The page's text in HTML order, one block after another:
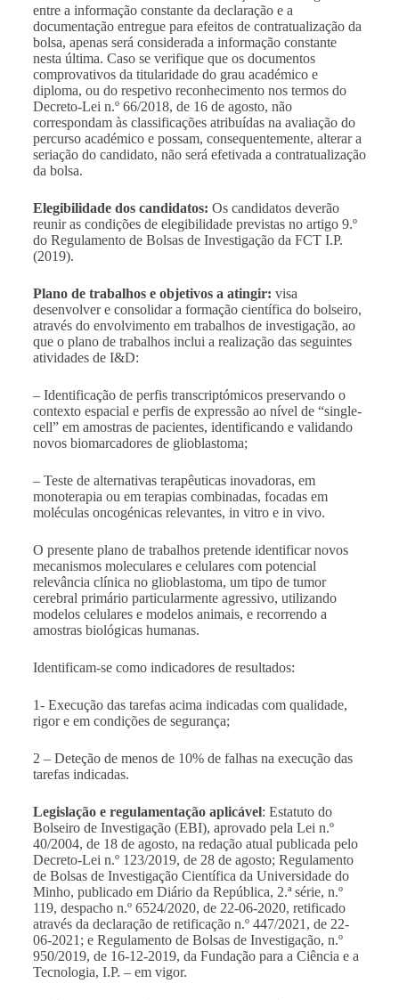
entre a informação constante da declaração e a
documentação entregue para efeitos de contratualização da
bolsa, apenas será considerada a informação constante
nesta última. Caso se verifique que os documentos
comprovativos da titularidade do grau académico e
diploma, ou do respetivo reconhecimento nos termos do
Decreto-Lei n.º 66/2018, de 16 de agosto, não
correspondam às classificações atribuídas na avaliação do
percurso académico e possam, consequentemente, alterar a
seriação do candidato, não será efetivada a contratualização
da bolsa.
Elegibilidade dos candidatos: Os candidatos deverão
reunir as condições de elegibilidade previstas no artigo 9.º
do Regulamento de Bolsas de Investigação da FCT I.P.
(2019).
Plano de trabalhos e objetivos a atingir: visa
desenvolver e consolidar a formação científica do bolseiro,
através do envolvimento em trabalhos de investigação, ao
que o plano de trabalhos inclui a realização das seguintes
atividades de I&D:
– Identificação de perfis transcriptómicos preservando o
contexto espacial e perfis de expressão ao nível de “single-
cell” em amostras de pacientes, identificando e validando
novos biomarcadores de glioblastoma;
– Teste de alternativas terapêuticas inovadoras, em
monoterapia ou em terapias combinadas, focadas em
moléculas oncogénicas relevantes, in vitro e in vivo.
O presente plano de trabalhos pretende identificar novos
mecanismos moleculares e celulares com potencial
relevância clínica no glioblastoma, um tipo de tumor
cerebral primário particularmente agressivo, utilizando
modelos celulares e modelos animais, e recorrendo a
amostras biológicas humanas.
Identificam-se como indicadores de resultados:
1- Execução das tarefas acima indicadas com qualidade,
rigor e em condições de segurança;
2 – Deteção de menos de 10% de falhas na execução das
tarefas indicadas.
Legislação e regulamentação aplicável: Estatuto do
Bolseiro de Investigação (EBI), aprovado pela Lei n.º
40/2004, de 18 de agosto, na redação atual publicada pelo
Decreto-Lei n.º 123/2019, de 28 de agosto; Regulamento
de Bolsas de Investigação Científica da Universidade do
Minho, publicado em Diário da República, 2.ª série, n.º
119, despacho n.º 6524/2020, de 22-06-2020, retificado
através da declaração de retificação n.º 447/2021, de 22-
06-2021; e Regulamento de Bolsas de Investigação, n.º
950/2019, de 16-12-2019, da Fundação para a Ciência e a
Tecnologia, I.P. – em vigor.